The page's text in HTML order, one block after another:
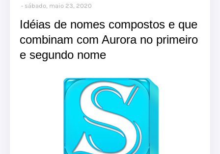
sábado, maio 23, 2020
Idéias de nomes compostos e que
combinam com Aurora no primeiro
e segundo nome